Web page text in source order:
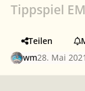
Tippspiel
Teilen
wm28. Mai 2021